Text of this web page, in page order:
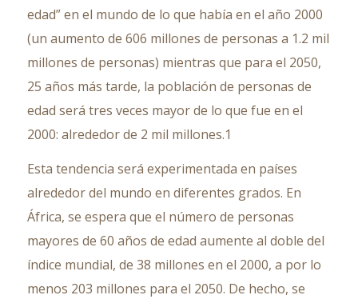
edad” en el mundo de lo que había en el año 2000
(un aumento de 606 millones de personas a 1.2 mil
millones de personas) mientras que para el 2050,
25 años más tarde, la población de personas de
edad será tres veces mayor de lo que fue en el
2000: alrededor de 2 mil millones.1
Esta tendencia será experimentada en países
alrededor del mundo en diferentes grados. En
África, se espera que el número de personas
mayores de 60 años de edad aumente al doble del
índice mundial, de 38 millones en el 2000, a por lo
menos 203 millones para el 2050. De hecho, se